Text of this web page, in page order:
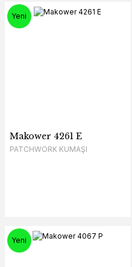
Yeni
Makower 4261 E
PATCHWORK KUMAŞI
Yeni